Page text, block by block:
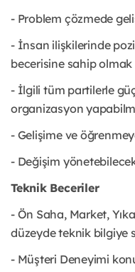
- Problem çözmede
- İnsan ilişkilerinde
becerisine sahip olmak
- İlgili tüm partilerle
organizasyon
- Gelişime ve
- Değişim
Teknik Beceriler
- Ön Saha, Market,
düzeyde teknik bilgiye
- Müşteri Deneyimi